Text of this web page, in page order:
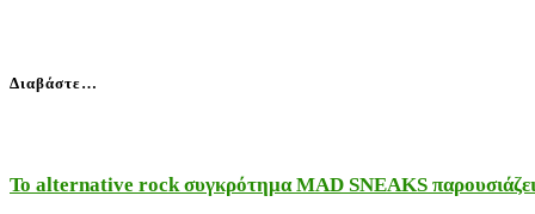
Διαβάστε…
Το alternative rock συγκρότημα MAD SNEAKS